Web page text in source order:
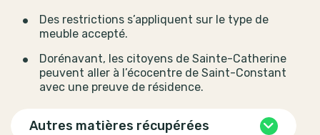
Des restrictions s’appliquent sur le type de
meuble accepté.
Dorénavant, les citoyens de Sainte-Catherine
peuvent aller à l’écocentre de Saint-Constant
avec une preuve de résidence.
Autres matières récupérées